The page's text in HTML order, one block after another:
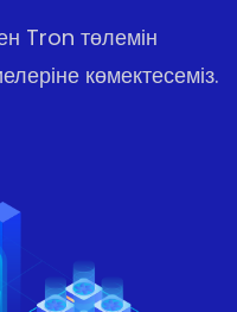
Tron төлемін
көмектесеміз.